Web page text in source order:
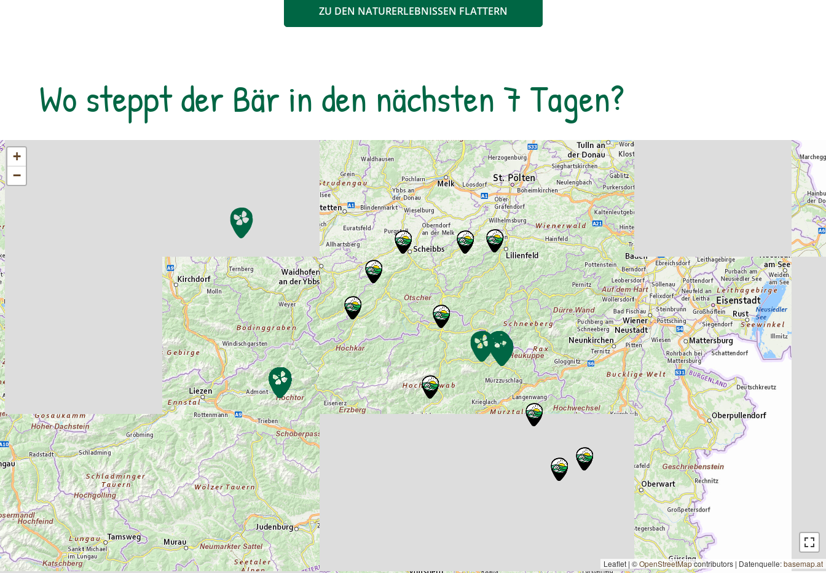
Abschluss der Tour wartet ein Blick in eine
für den Menschen unzugängliche
Naturzone. Von einem ehemaligen
Fahrrad ist zwingend erforderlich, kann
aber bei regionalen Fahrradverleihen gegen
eine geringe Gebühr ausgeliehen werden.
Ausrüstung: Eigenes Fahrrad, festes
Schuhwerk, dem Wetter angepasste
Kleidung (Sonnen-, Regen- und/oder
Windschutz), Trinkflasche Anmeldung bis
spätestens 16 Uhr des Vortages. Die Tour
findet bei jedem Wetter statt. Wir behalten
uns das Recht vor, den Inhalt der Tour
flexibel zu gestalten und an die jeweiligen
Wetterbedingungen anzupassen.
entdeckst du bei Ausflügen die Donau-Auen,
Natur – Abenteuer, Spiel und Spaß sind
garantiert!Montag bis Freitag | Betreuung
jeweils von 08:00 bis 16:30 Uhr:Mo & Di –
Nationalparkzentrum im Schloss Orth an
der DonauDo & Fr – Programm in
EckartsauVerpflegung: Lunchpakete & 1x
Grillen am Lagefeuer, Getränke
ZU DEN NATURERLEBNISSEN FLATTERN
Wo steppt der Bär in den nächsten 7 Tagen?
+
−
Leaflet | ©OpenStreetMapcontributors | Datenquelle:basemap.at